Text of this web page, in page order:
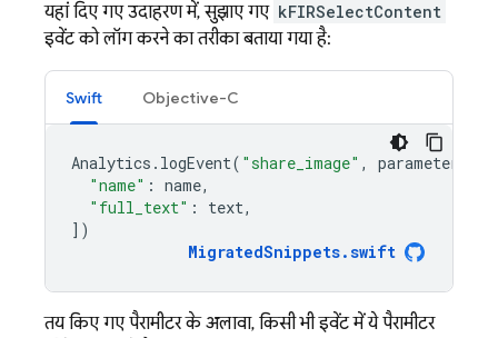
यहां दिए गए उदाहरण में, सुझाए गए kFIRSelectContent
इवेंट को लॉग करने का तरीका बताया गया है:
Swift Objective-C
Analytics . logEvent( "share_image" , parameters
"name" : name,
"full_text" : text,
])
MigratedSnippets.swift
तय किए गए पैरामीटर के अलावा, किसी भी इवेंट में ये पैरामीटर